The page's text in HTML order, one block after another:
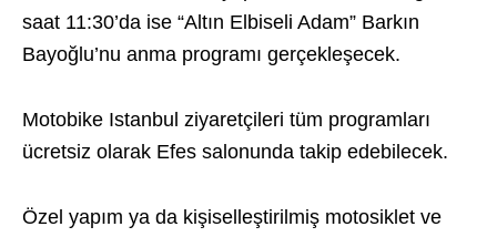
saat 11:30’da ise “Altın Elbiseli Adam” Barkın
Bayoğlu’nu anma programı gerçekleşecek.
Motobike Istanbul ziyaretçileri tüm programları
ücretsiz olarak Efes salonunda takip edebilecek.
Özel yapım ya da kişiselleştirilmiş motosiklet ve